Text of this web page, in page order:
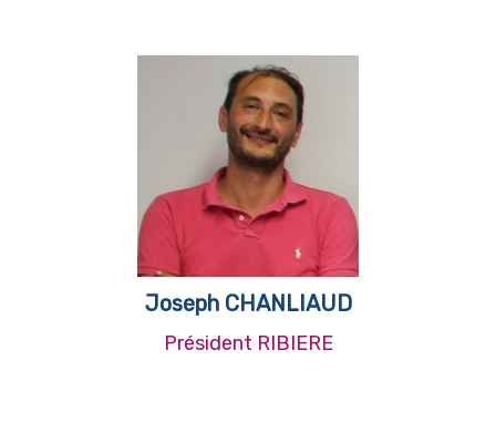
Joseph CHANLIAUD
Président RIBIERE